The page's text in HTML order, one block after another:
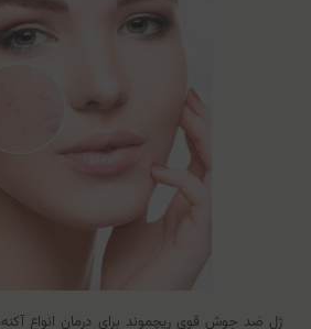
ژل ضد جوش قوی ریچموند برای درمان انواع